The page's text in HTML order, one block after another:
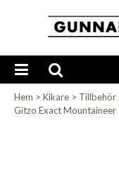
Hem > Kikare > Tillbehör
Gitzo Exact